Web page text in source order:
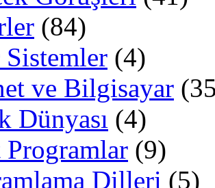
(84)
Sistemler (4)
ve Bilgisayar
Dünyası (4)
Programlar (9)
Dilleri (5)